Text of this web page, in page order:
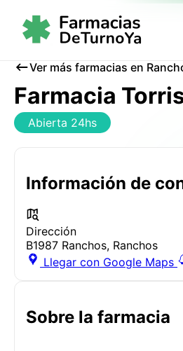
Ver más farmacias en
Farmacia
Abierta 24hs
Información de
Dirección
B1987 Ranchos, Ranchos
Llegar con Google Maps
Sobre la farmacia